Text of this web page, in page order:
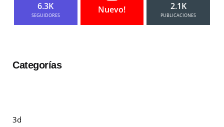
6.3K
SEGUIDORES
Nuevo! 2.1K
PUBLICACIONES
Categorías
3d